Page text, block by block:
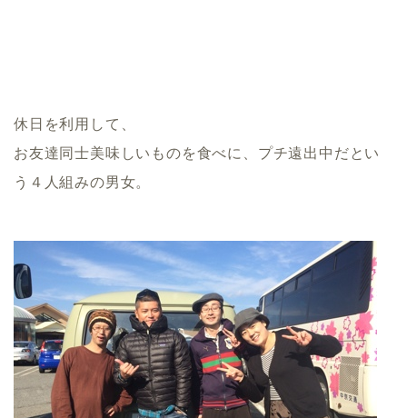
休日を利用して、
お友達同士美味しいものを食べに、プチ遠出中だとい
う４人組みの男女。